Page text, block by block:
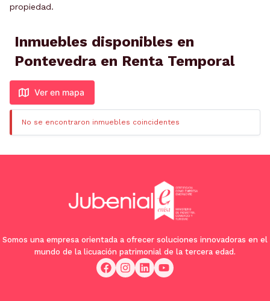
propiedad.
Inmuebles disponibles en
Pontevedra en Renta Temporal
Ver en mapa
No se encontraron inmuebles coincidentes
Somos una empresa orientada a ofrecer soluciones innovadoras en el
mundo de la licuación patrimonial de la tercera edad.